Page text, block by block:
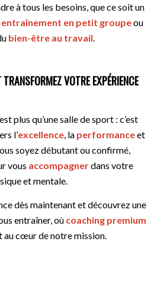
à tous les besoins, que ce soit un
entraînement en petit groupeou
bien-être au travail.
VOTRE EXPÉRIENCE
plus qu’une salle de sport : c’est
l’excellence, la performanceet
soyez débutant ou confirmé,
vous accompagnerdans votre
et mentale.
dès maintenant et découvrez une
entraîner, où coaching premium
au cœur de notre mission.